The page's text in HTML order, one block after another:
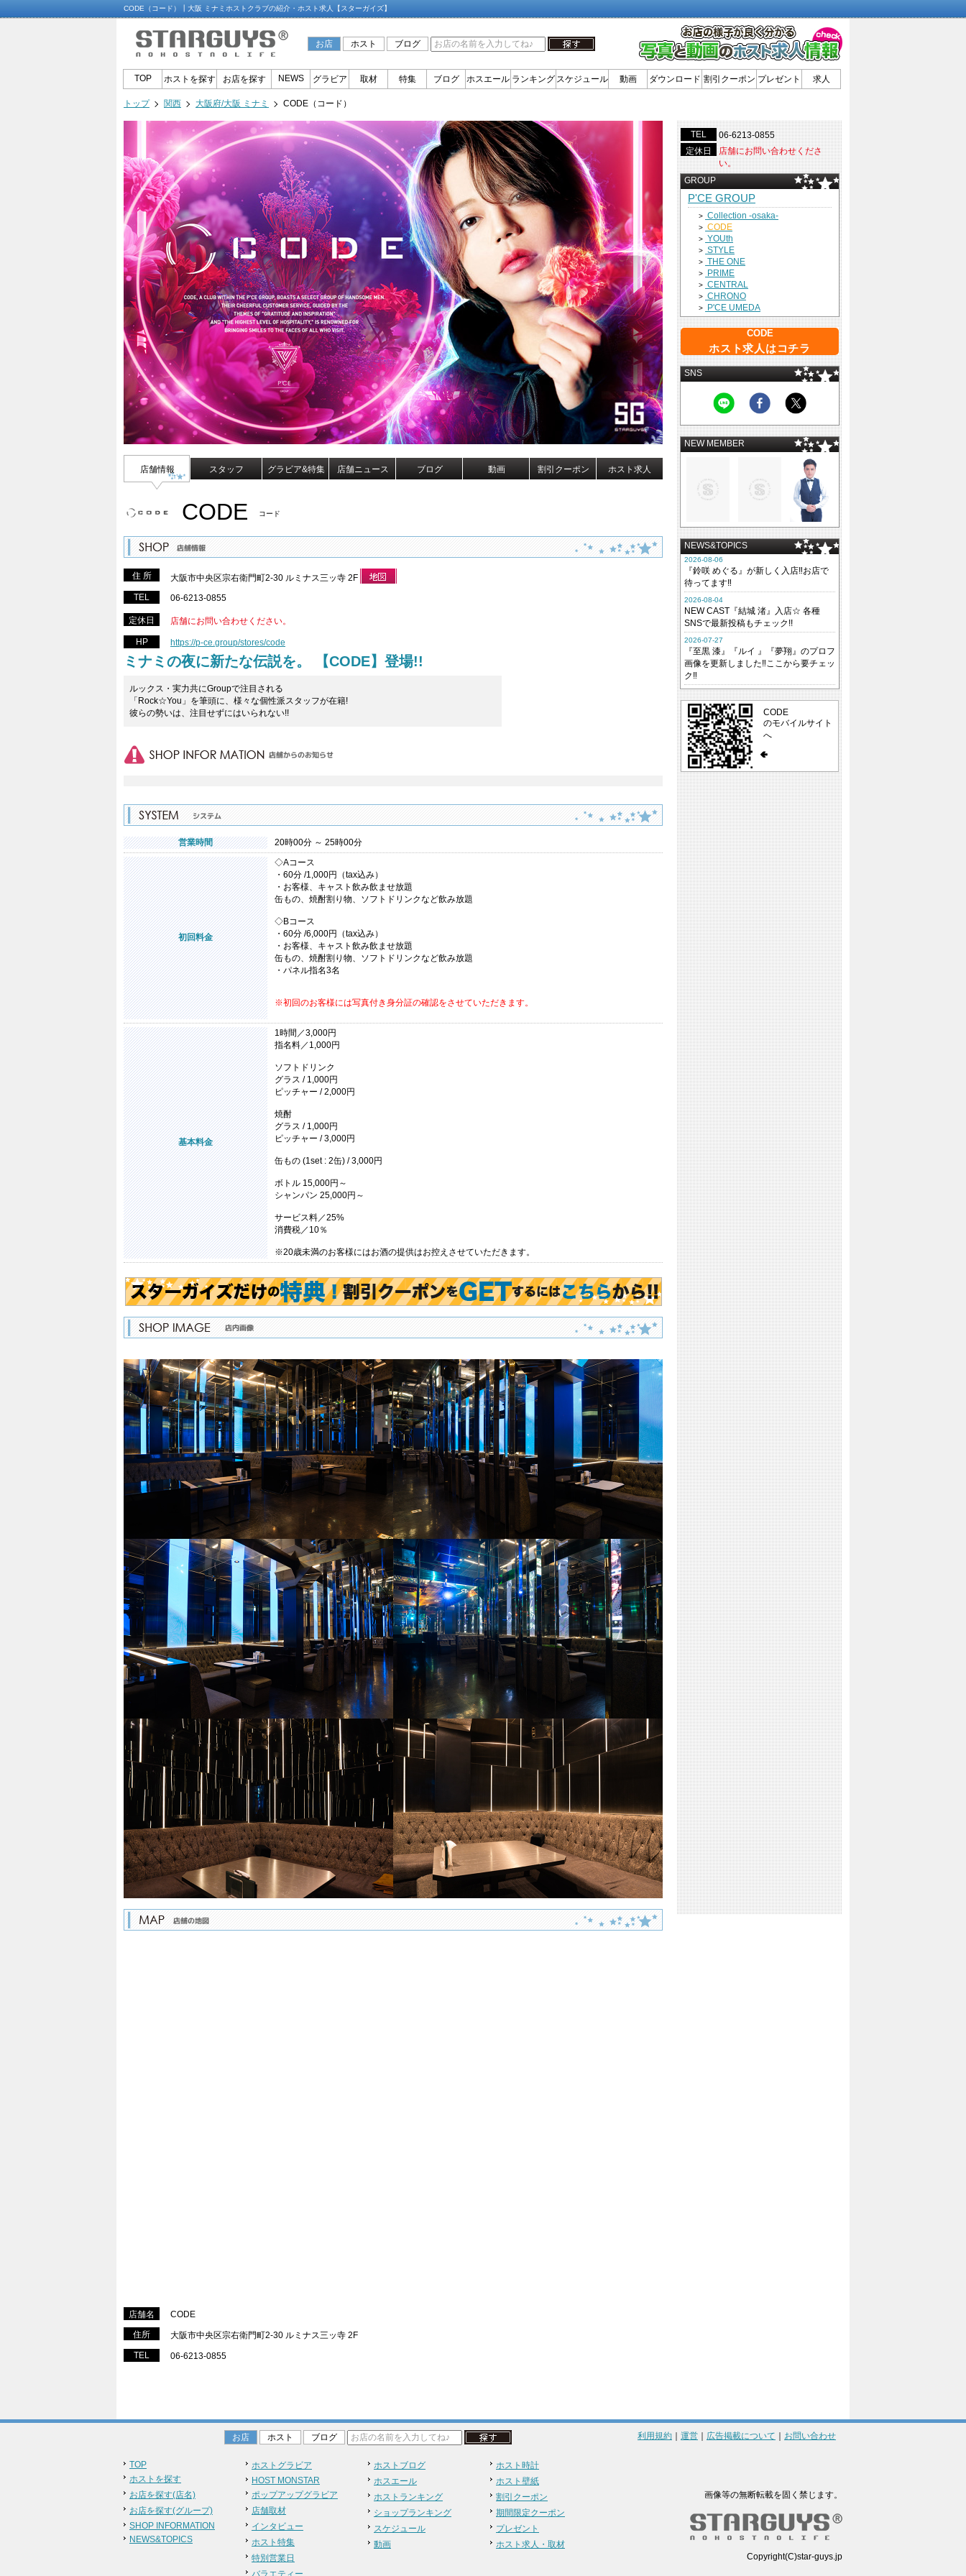
CODE（コード）┃大阪 ミナミホストクラブの紹介・ホスト求人【スターガイズ】
お店 ホスト ブログ
TOP ホストを探す お店を探す NEWS グラビア 取材 特集 ブログ ホスエール ランキング スケジュール 動画 ダウンロード 割引クーポン プレゼント 求人
トップ 関西 大阪府/大阪 ミナミ CODE（コード）
店舗情報 スタッフ グラビア&特集 店舗ニュース ブログ 動画 割引クーポン ホスト求人
CODE コード
住 所
大阪市中央区宗右衛門町2-30 ルミナス三ッ寺 2F
TEL
06-6213-0855
定休日 店舗にお問い合わせください。
HP https://p-ce.group/stores/code
ミナミの夜に新たな伝説を。 【CODE】登場!!
ルックス・実力共にGroupで注目される
「Rock☆You」を筆頭に、様々な個性派スタッフが在籍!
彼らの勢いは、注目せずにはいられない!!
営業時間 20時00分 ～ 25時00分
初回料金
◇Aコース
・60分 /1,000円（tax込み）
・お客様、キャスト飲み飲ませ放題
缶もの、焼酎割り物、ソフトドリンクなど飲み放題
◇Bコース
・60分 /6,000円（tax込み）
・お客様、キャスト飲み飲ませ放題
缶もの、焼酎割り物、ソフトドリンクなど飲み放題
・パネル指名3名
※初回のお客様には写真付き身分証の確認をさせていただきます。
基本料金
1時間／3,000円
指名料／1,000円
ソフトドリンク
グラス / 1,000円
ピッチャー / 2,000円
焼酎
グラス / 1,000円
ピッチャー / 3,000円
缶もの (1set : 2缶) / 3,000円
ボトル 15,000円～
シャンパン 25,000円～
サービス料／25%
消費税／10％
※20歳未満のお客様にはお酒の提供はお控えさせていただきます。
店舗名
CODE
住所
大阪市中央区宗右衛門町2-30 ルミナス三ッ寺 2F
TEL
06-6213-0855
TEL
06-6213-0855
定休日
店舗にお問い合わせくださ
い。
GROUP
P'CE GROUP
> Collection -osaka-
> CODE
> YOUth
> STYLE
> THE ONE
> PRIME
> CENTRAL
> CHRONO
> P'CE UMEDA
CODE
ホスト求人はコチラ
SNS
NEW MEMBER
NEWS&TOPICS
2026-08-06
『鈴咲 めぐる』が新しく入店‼お店で
待ってます‼
2026-08-04
NEW CAST『結城 渚』入店☆ 各種
SNSで最新投稿もチェック!!
2026-07-27
『至黒 漆』『ルイ 』『夢翔』のプロフ
画像を更新しました‼ここから要チェッ
ク‼
CODE
のモバイルサイト
へ
お店 ホスト ブログ
TOP
ホストを探す
お店を探す(店名)
お店を探す(グループ)
SHOP INFORMATION
NEWS&TOPICS
ホストグラビア
HOST MONSTAR
ポップアップグラビア
店舗取材
インタビュー
ホスト特集
特別営業日
バラエティー
ホストブログ
ホスエール
ホストランキング
ショップランキング
スケジュール
動画
ホスト時計
ホスト壁紙
割引クーポン
期間限定クーポン
プレゼント
ホスト求人・取材
利用規約 運営 広告掲載について お問い合わせ
画像等の無断転載を固く禁じます。
Copyright(C)star-guys.jp